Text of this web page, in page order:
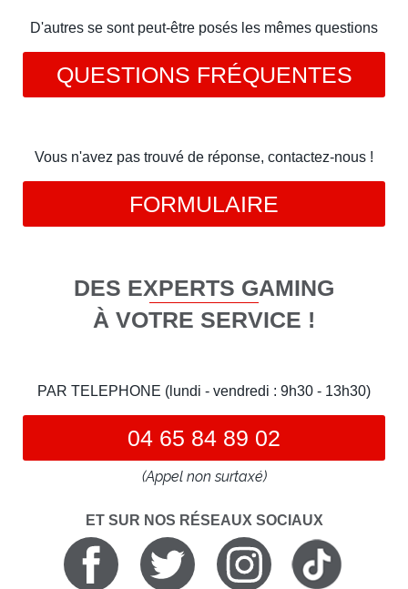
D'autres se sont peut-être posés les mêmes questions
QUESTIONS FRÉQUENTES
Vous n'avez pas trouvé de réponse, contactez-nous !
FORMULAIRE
DES EXPERTS GAMING
À VOTRE SERVICE !
PAR TELEPHONE (lundi - vendredi : 9h30 - 13h30)
04 65 84 89 02
(Appel non surtaxé)
ET SUR NOS RÉSEAUX SOCIAUX